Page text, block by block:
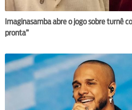
Imaginasamba abre o jogo sobre turnê
pronta”